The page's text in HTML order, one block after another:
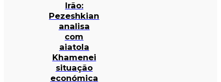
Irão:
Pezeshkian
analisa
com
aiatola
Khamenei
situação
económica